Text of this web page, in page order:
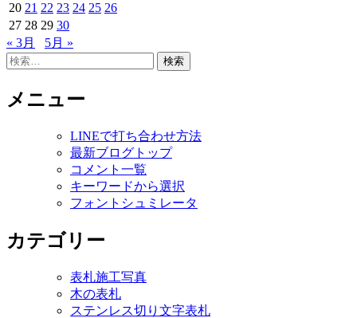
20 21 22 23 24 25 26
27 28 29 30
« 3月
5月 »
検
メニュー
LINEで打ち合わせ方法
最新ブログトップ
コメント一覧
キーワードから選択
フォントシュミレータ
カテゴリー
表札施工写真
木の表札
ステンレス切り文字表札